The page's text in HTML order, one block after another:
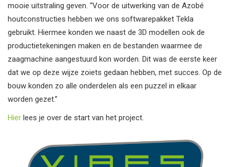
mooie uitstraling geven. “Voor de uitwerking van de Azobé
houtconstructies hebben we ons softwarepakket Tekla
gebruikt. Hiermee konden we naast de 3D modellen ook de
productietekeningen maken en de bestanden waarmee de
zaagmachine aangestuurd kon worden. Dit was de eerste keer
dat we op deze wijze zoiets gedaan hebben, met succes. Op de
bouw konden zo alle onderdelen als een puzzel in elkaar
worden gezet.”
Hier lees je over de start van het project.